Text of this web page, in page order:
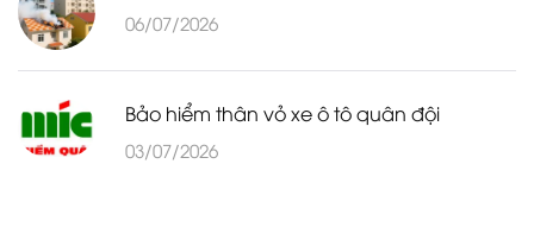
06/07/2026
Bảo hiểm thân vỏ xe ô tô quân đội
03/07/2026